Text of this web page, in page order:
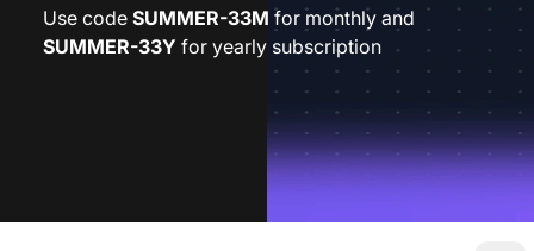
Use code SUMMER-33M for monthly and
SUMMER-33Y for yearly subscription